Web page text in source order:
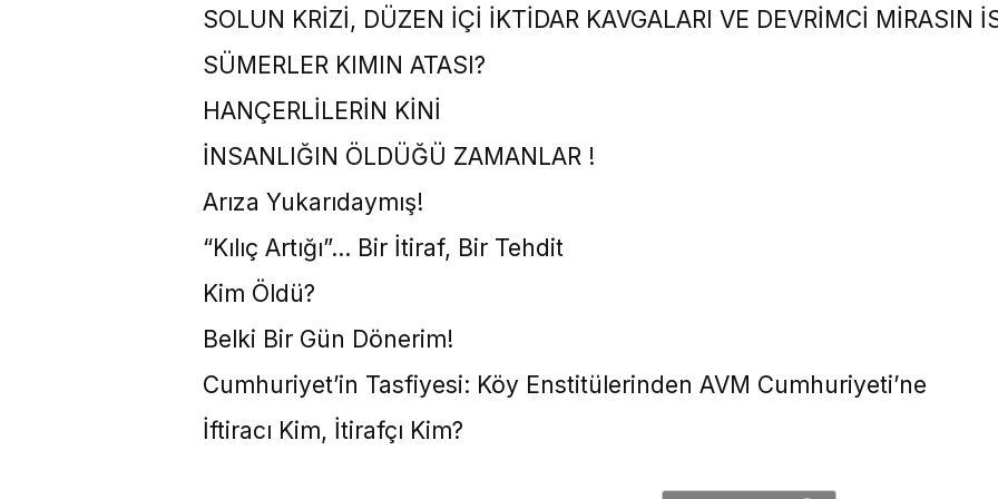
SOLUN KRİZİ, DÜZEN İÇİ İKTİDAR KAVGALARI VE DEVRİMCİ MİRASIN
SÜMERLER KIMIN ATASI?
HANÇERLİLERİN KİNİ
İNSANLIĞIN ÖLDÜĞÜ ZAMANLAR !
Arıza Yukarıdaymış!
“Kılıç Artığı”… Bir İtiraf, Bir Tehdit
Kim Öldü?
Belki Bir Gün Dönerim!
Cumhuriyet’in Tasfiyesi: Köy Enstitülerinden AVM Cumhuriyeti’ne
İftiracı Kim, İtirafçı Kim?